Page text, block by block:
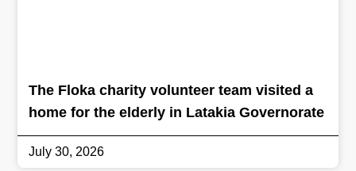
The Floka charity volunteer team visited a
home for the elderly in Latakia Governorate
July 30, 2026